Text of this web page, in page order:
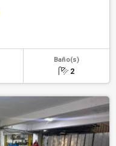
Baño(s)
2